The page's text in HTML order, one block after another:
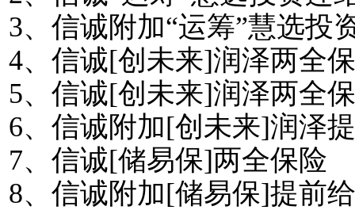
3、信诚附加“运筹”慧选投
4、信诚[创未来]润泽两全
5、信诚[创未来]润泽两全
6、信诚附加[创未来]润泽
7、信诚[储易保]两全保险
8、信诚附加[储易保]提前